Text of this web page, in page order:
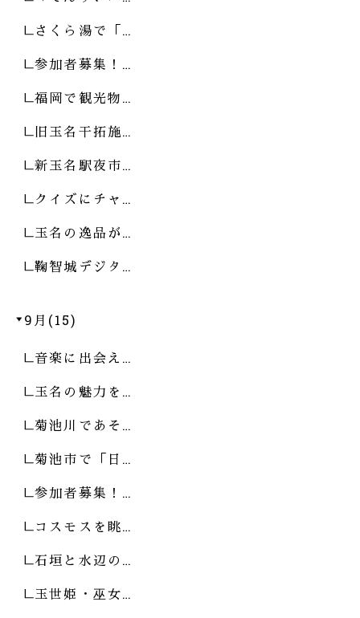
さくら湯で「…
参加者募集！…
福岡で観光物…
旧玉名干拓施…
新玉名駅夜市…
クイズにチャ…
玉名の逸品が…
鞠智城デジタ…
9月(15)
音楽に出会え…
玉名の魅力を…
菊池川であそ…
菊池市で「日…
参加者募集！…
コスモスを眺…
石垣と水辺の…
玉世姫・巫女…